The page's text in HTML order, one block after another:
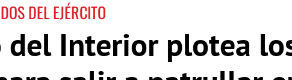
DEL EJÉRCITO
Interior plotea